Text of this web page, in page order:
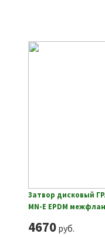
Затвор дисковый
MN-E EPDM
4670руб.